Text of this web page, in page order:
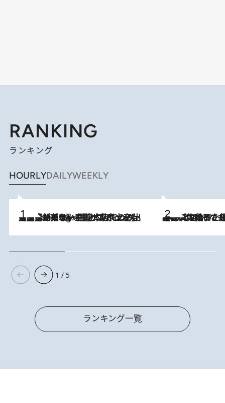
RANKING
ランキング
HOURLYDAILYWEEKLY
4 Hours Ago
【間違いのない王道・東京土産】資生堂パーラー 銀座本店でのみ出会える銘菓5選《極上プディング・濃厚チーズケーキ・ボンボンショコラほか》 2026.8.5
【阿川佐和子さんの年とる力】なぜ70代で始めた趣味は“こんなに楽しい”のか？ ピアノ、俳句…スランプに陥っても続けられる“ある秘訣”とは
1 / 5
ランキング一覧